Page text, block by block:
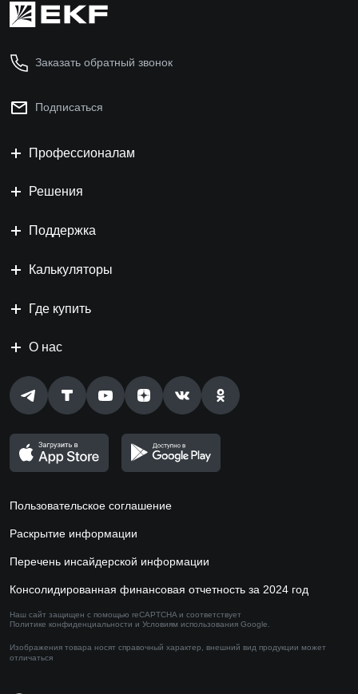
Заказать обратный звонок
Подписаться
Профессионалам
Решения
Поддержка
Калькуляторы
Где купить
О нас
Пользовательское соглашение
Раскрытие информации
Перечень инсайдерской информации
Консолидированная финансовая отчетность за 2024 год
Наш сайт защищен с помощью reCAPTCHA и соответствует
Политике конфиденциальности и Условиям использования Google.
Изображения товара носят справочный характер, внешний вид продукции может
отличаться